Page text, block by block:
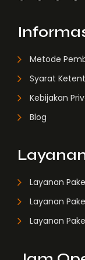
Metode
Syarat
Kebijakan
Blog
Layanan
Layanan
Layanan